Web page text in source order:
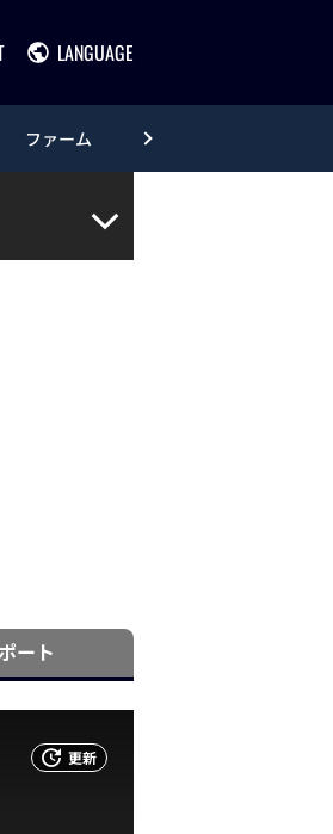
LANGUAGE
ファーム
ート
更新